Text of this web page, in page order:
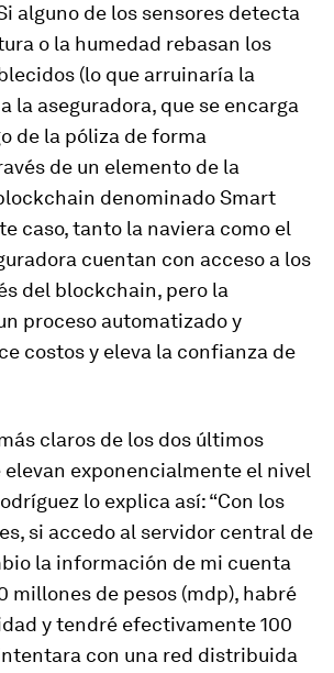
alguno de los sensores detecta
o la humedad rebasan los
(lo que arruinaría la
la aseguradora, que se encarga
de la póliza de forma
de un elemento de la
denominado Smart
caso, tanto la naviera como el
cuentan con acceso a los
del blockchain, pero la
proceso automatizado y
costos y eleva la confianza de
claros de los dos últimos
elevan exponencialmente el nivel
lo explica así: “Con los
si accedo al servidor central de
la información de mi cuenta
millones de pesos (mdp), habré
y tendré efectivamente 100
con una red distribuida